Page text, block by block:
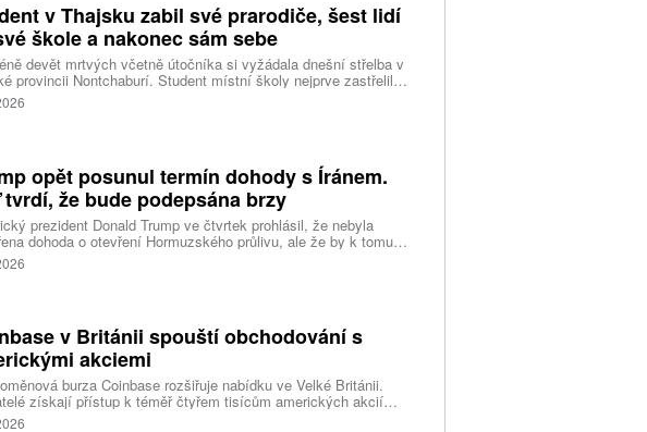
v Thajsku zabil své prarodiče, šest lidí
škole a nakonec sám sebe
devět mrtvých včetně útočníka si vyžádala dnešní střelba v
provincii Nontchaburí. Student místní školy nejprve zastřelil
svého dědečka oba prarodiče a pak se vydal do školy, kde zabil
a tři žáky, dalších 15 lidí zranil a nakonec spáchal
opět posunul termín dohody s Íránem.
tvrdí, že bude podepsána brzy
prezident Donald Trump ve čtvrtek prohlásil, že nebyla
dohoda o otevření Hormuzského průlivu, ale že by k tomu
dojít brzy. Írán je mezitím nadosah dohody o tranzitu v úžině
která může pro Trumpa představovat problém.
v Británii spouští obchodování s
akciemi
burza Coinbase rozšiřuje nabídku ve Velké Británii.
získají přístup k téměř čtyřem tisícům amerických akcií
v aplikaci, ve které spravují kryptoměny a běžné peníze.